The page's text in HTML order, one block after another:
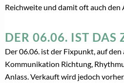
Reichweite und damit oft auch den
DER 06.06. IST DAS
Der 06.06. ist der Fixpunkt, auf
Kommunikation Richtung,
Anlass. Verkauft wird jedoch